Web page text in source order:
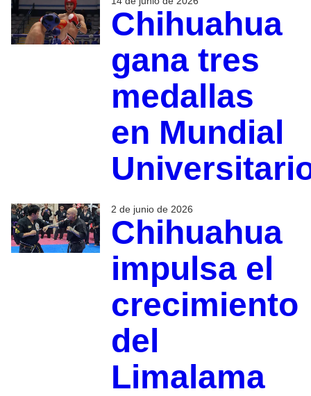
Chihuahua
gana tres
medallas
en Mundial
2 de junio de 2026
Chihuahua
impulsa el
crecimiento
del
Limalama